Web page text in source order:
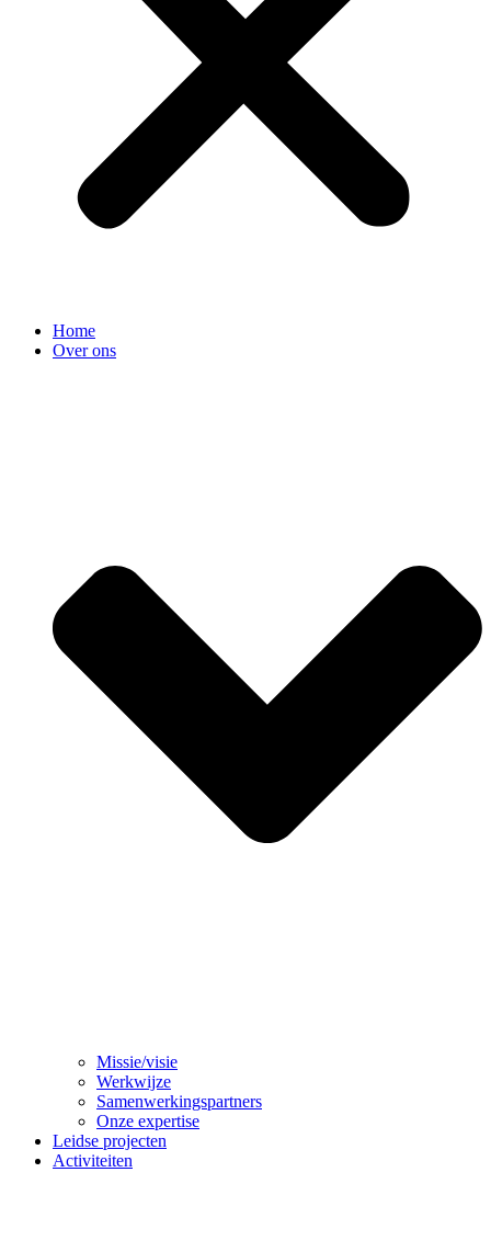
Home
Over ons
Missie/visie
Werkwijze
Samenwerkingspartners
Onze expertise
Leidse projecten
Activiteiten